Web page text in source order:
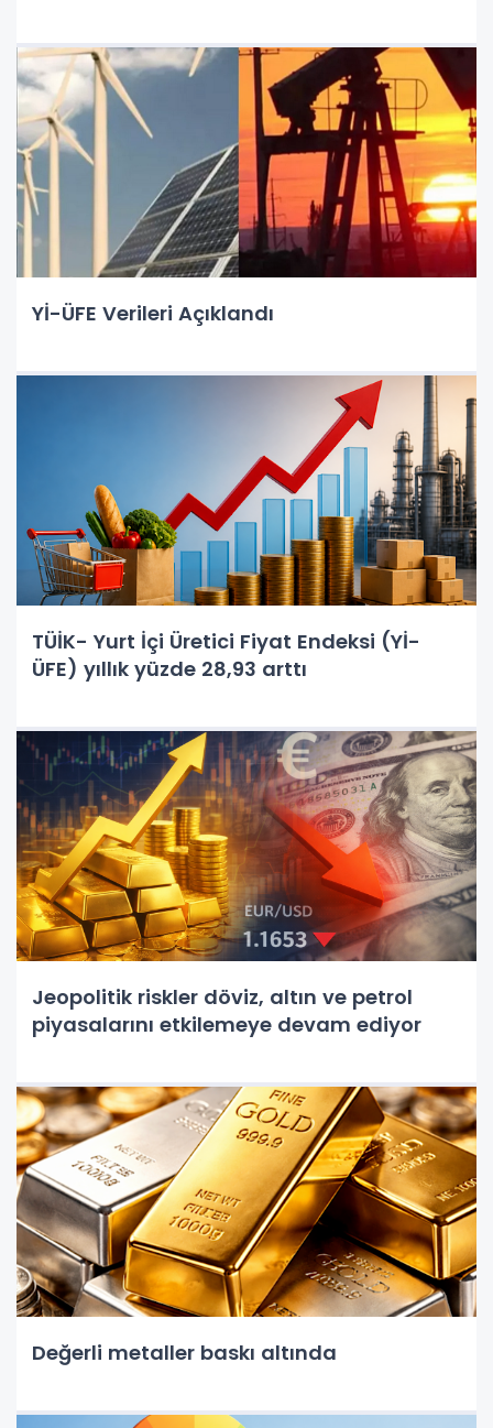
Yİ-ÜFE Verileri Açıklandı
TÜİK- Yurt İçi Üretici Fiyat Endeksi (Yİ-
ÜFE) yıllık yüzde 28,93 arttı
Jeopolitik riskler döviz, altın ve petrol
piyasalarını etkilemeye devam ediyor
Değerli metaller baskı altında